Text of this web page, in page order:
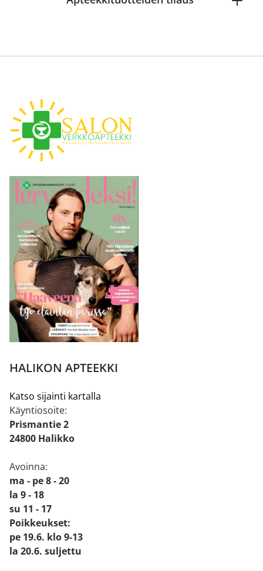
HALIKON APTEEKKI
Katso sijainti kartalla
Käyntiosoite:
Prismantie 2
24800 Halikko
Avoinna:
ma - pe 8 - 20
la 9 - 18
su 11 - 17
Poikkeukset:
pe 19.6. klo 9-13
la 20.6. suljettu